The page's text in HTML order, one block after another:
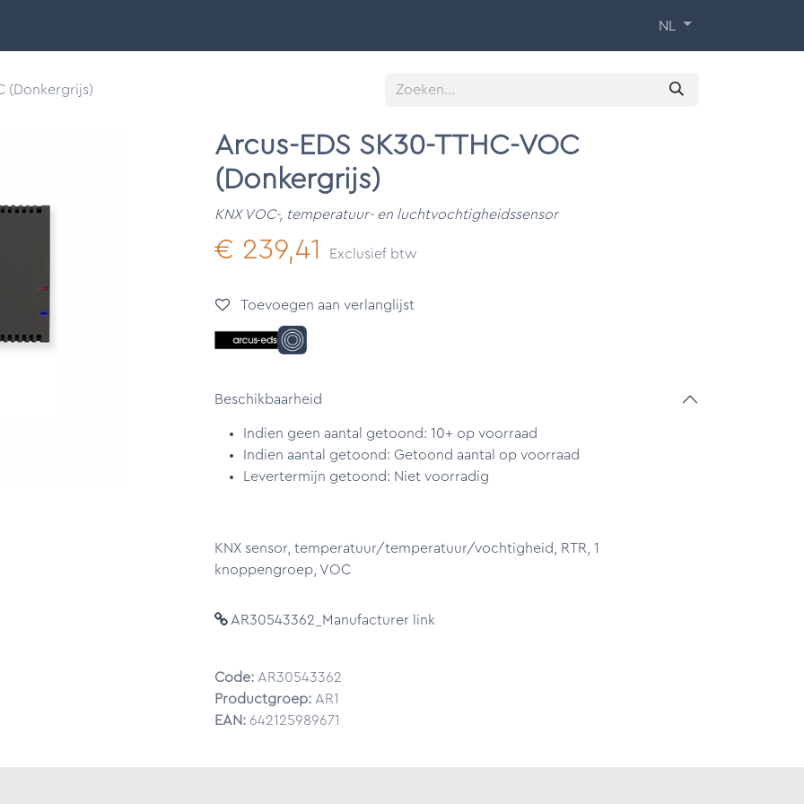
NL
(Donkergrijs)
Arcus-EDS SK30-TTHC-VOC
(Donkergrijs)
KNX VOC-, temperatuur- en luchtvochtigheidssensor
€ 239,41 Exclusief btw
Toevoegen aan verlanglijst
Beschikbaarheid
Indien geen aantal getoond: 10+ op voorraad
Indien aantal getoond: Getoond aantal op voorraad
Levertermijn getoond: Niet voorradig
KNX sensor, temperatuur/temperatuur/vochtigheid, RTR, 1
knoppengroep, VOC
AR30543362_Manufacturer link
Code: AR30543362
Productgroep: AR1
EAN: 642125989671